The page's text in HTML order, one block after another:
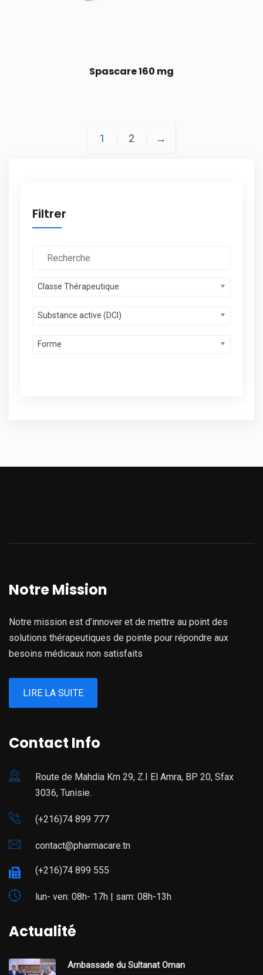
Spascare 160 mg
1 2 →
Filtrer
Classe Thérapeutique
Substance active (DCI)
Forme
Notre Mission
Notre mission est d’innover et de mettre au point des
solutions thérapeutiques de pointe pour répondre aux
besoins médicaux non satisfaits
LIRE LA SUITE
Contact Info
Route de Mahdia Km 29, Z.I El Amra, BP 20, Sfax
3036, Tunisie.
(+216)74 899 777
contact@pharmacare.tn
(+216)74 899 555
lun- ven: 08h- 17h | sam: 08h-13h
Actualité
Ambassade du Sultanat Oman